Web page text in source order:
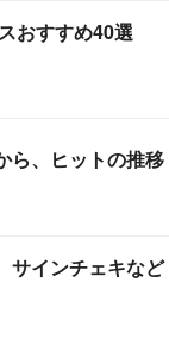
おすすめ40選
ら、ヒットの推移
サインチェキなど